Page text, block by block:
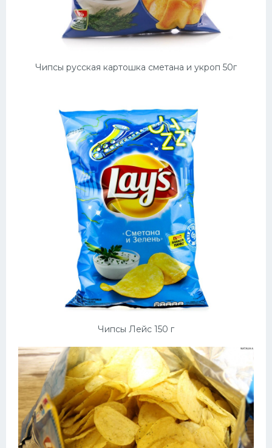
Чипсы русская картошка сметана и укроп 50г
Чипсы Лейс 150 г